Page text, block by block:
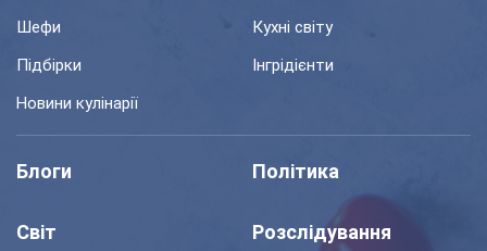
Шефи
Кухні світу
Підбірки
Інгрідієнти
Новини кулінарії
Блоги Політика
Світ Розслідування